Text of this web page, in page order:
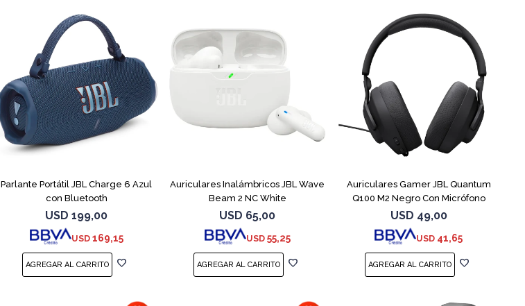
Parlante Portátil JBL Charge 6 Azul
con Bluetooth
USD 199,00
USD 169,15
Auriculares Inalámbricos JBL Wave
Beam 2 NC White
USD 65,00
USD 55,25
Auriculares Gamer JBL Quantum
Q100 M2 Negro Con Micrófono
USD 49,00
USD 41,65